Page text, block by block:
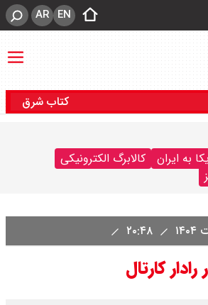
EN
AR
کتاب شرق
به ایران
کالابرگ الکترونیکی
کارتال